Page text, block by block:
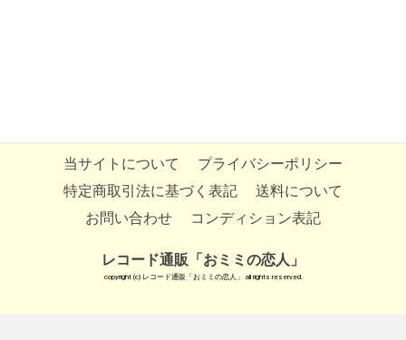
当サイトについて
プライバシーポリシー
特定商取引法に基づく表記
送料について
お問い合わせ
コンディション表記
レコード通販「おミミの恋人」
copyright (c) レコード通販「おミミの恋人」 all rights reserved.